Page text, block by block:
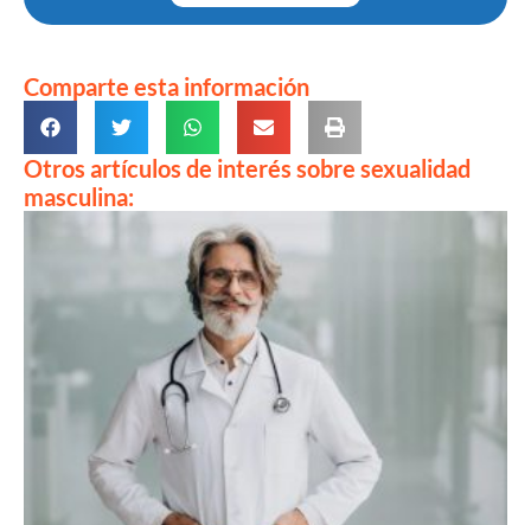
Comparte esta información
Otros artículos de interés sobre sexualidad
masculina: